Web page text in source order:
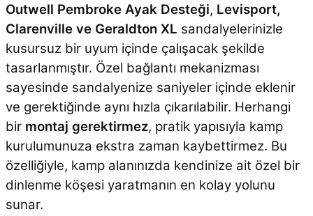
Outwell Pembroke Ayak Desteği, Levisport,
Clarenville ve Geraldton XL sandalyelerinizle
kusursuz bir uyum içinde çalışacak şekilde
tasarlanmıştır. Özel bağlantı mekanizması
sayesinde sandalyenize saniyeler içinde eklenir
ve gerektiğinde aynı hızla çıkarılabilir. Herhangi
bir montaj gerektirmez, pratik yapısıyla kamp
kurulumunuza ekstra zaman kaybettirmez. Bu
özelliğiyle, kamp alanınızda kendinize ait özel bir
dinlenme köşesi yaratmanın en kolay yolunu
sunar.